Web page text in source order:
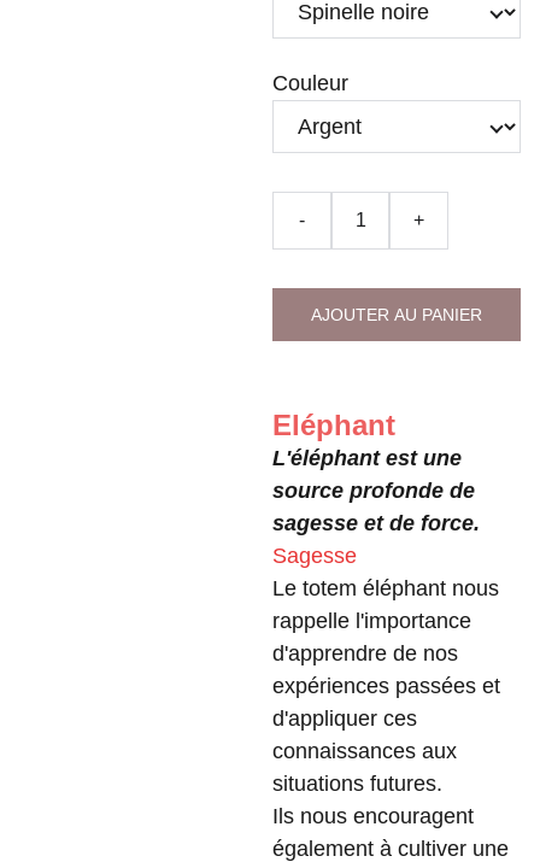
Couleur
- +
AJOUTER AU PANIER
Eléphant
L'éléphant est une
source profonde de
sagesse et de force.
Sagesse
Le totem éléphant nous
rappelle l'importance
d'apprendre de nos
expériences passées et
d'appliquer ces
connaissances aux
situations futures.
Ils nous encouragent
également à cultiver une